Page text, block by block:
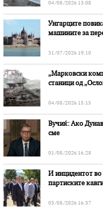
04/08/2026 13:08
Унгарците
машините за
31/07/2026 19:10
„Марковски
станици од
04/08/2026 15:15
Вучиќ: Ако
сме
01/08/2026 16:28
И инцидентот
партиските
03/08/2026 16:37